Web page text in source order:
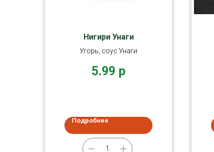
Нигири Унаги
Угорь, соус Унаги
5.99 р
Подробнее